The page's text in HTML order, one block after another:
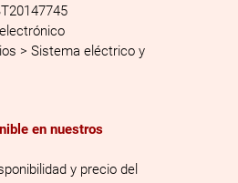
> Sistema eléctrico y
en nuestros
y precio del